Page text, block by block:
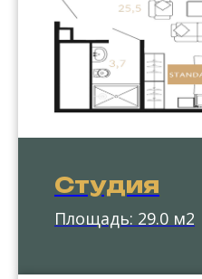
Студия
Площадь: 29.0 м2